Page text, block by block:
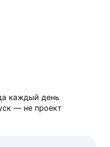
каждый день
— не проект